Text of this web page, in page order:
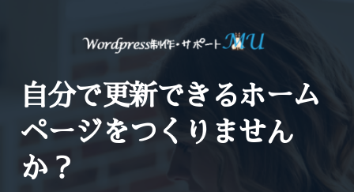
自分で更新できるホーム
ページをつくりません
か？